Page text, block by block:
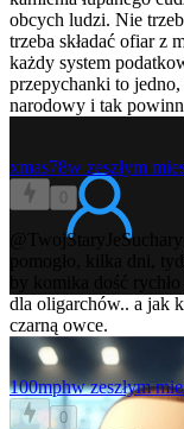
obcych ludzi. Nie
trzeba składać ofiar z
każdy system
przepychanki to jedno,
narodowy i tak
xmas78w zeszłym
0
@TwojStaryJeSuchary
pomogło, kilka dni,
by komika dość
dla oligarchów.. a jak
czarną owce.
100mphw zeszłym
0